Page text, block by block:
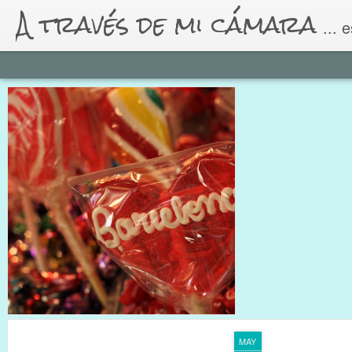
A través de mi cámara ...
MAY